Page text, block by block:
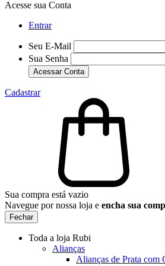
Acesse sua Conta
Entrar
Seu E-Mail
Sua Senha
Acessar Conta
Cadastrar
Sua compra está vazio
Navegue por nossa loja e encha sua
Fechar
Toda a loja Rubi
Alianças
Alianças de Prata com